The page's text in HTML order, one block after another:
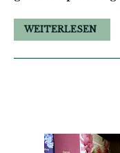
WEITERLESEN